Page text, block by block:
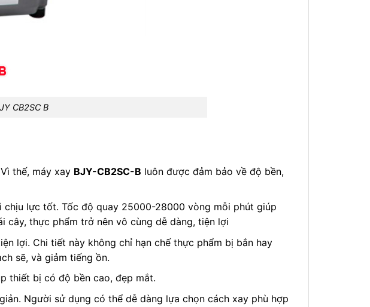
CB2SC B
thế, máy xay BJY-CB2SC-B luôn được đảm bảo về độ bền,
lực tốt. Tốc độ quay 25000-28000 vòng mỗi phút giúp
cây, thực phẩm trở nên vô cùng dễ dàng, tiện lợi
lợi. Chi tiết này không chỉ hạn chế thực phẩm bị bắn hay
sẽ, và giảm tiếng ồn.
thiết bị có độ bền cao, đẹp mắt.
Người sử dụng có thể dễ dàng lựa chọn cách xay phù hợp